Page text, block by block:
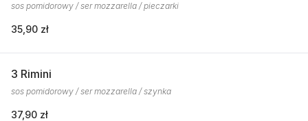
sos pomidorowy / ser mozzarella / pieczarki
35,90 zł
3 Rimini
sos pomidorowy / ser mozzarella / szynka
37,90 zł